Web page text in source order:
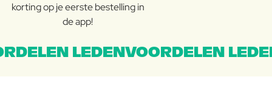
korting op je eerste bestelling in
de app!
LEDENVOORDELEN